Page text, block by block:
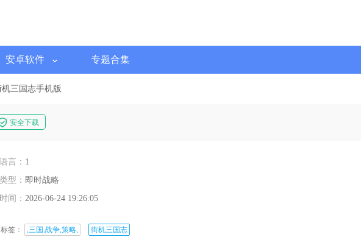
安卓软件 专题合集
机三国志手机版
安全下载
言： 1
型： 即时战略
间： 2026-06-24 19:26:05
标签： ,三国,战争,策略, 街机三国志